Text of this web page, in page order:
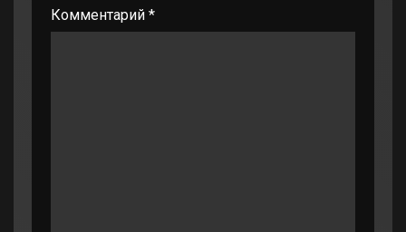
Комментарий *